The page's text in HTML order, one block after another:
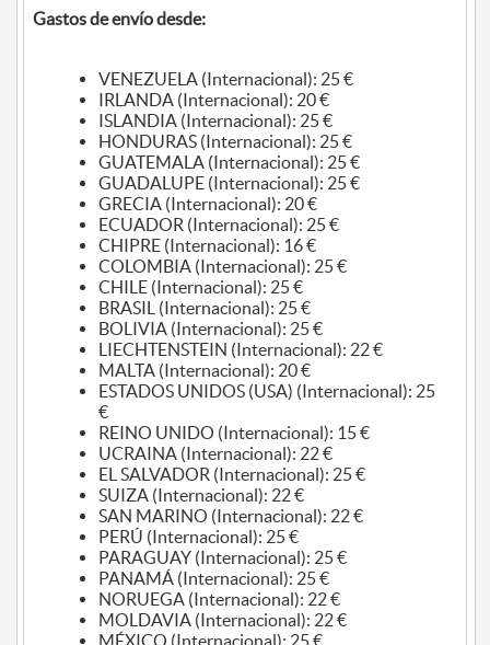
Gastos de envío desde:
VENEZUELA (Internacional): 25 €
IRLANDA (Internacional): 20 €
ISLANDIA (Internacional): 25 €
HONDURAS (Internacional): 25 €
GUATEMALA (Internacional): 25 €
GUADALUPE (Internacional): 25 €
GRECIA (Internacional): 20 €
ECUADOR (Internacional): 25 €
CHIPRE (Internacional): 16 €
COLOMBIA (Internacional): 25 €
CHILE (Internacional): 25 €
BRASIL (Internacional): 25 €
BOLIVIA (Internacional): 25 €
LIECHTENSTEIN (Internacional): 22 €
MALTA (Internacional): 20 €
ESTADOS UNIDOS (USA) (Internacional): 25
€
REINO UNIDO (Internacional): 15 €
UCRAINA (Internacional): 22 €
EL SALVADOR (Internacional): 25 €
SUIZA (Internacional): 22 €
SAN MARINO (Internacional): 22 €
PERÚ (Internacional): 25 €
PARAGUAY (Internacional): 25 €
PANAMÁ (Internacional): 25 €
NORUEGA (Internacional): 22 €
MOLDAVIA (Internacional): 22 €
MÉXICO (Internacional): 25 €